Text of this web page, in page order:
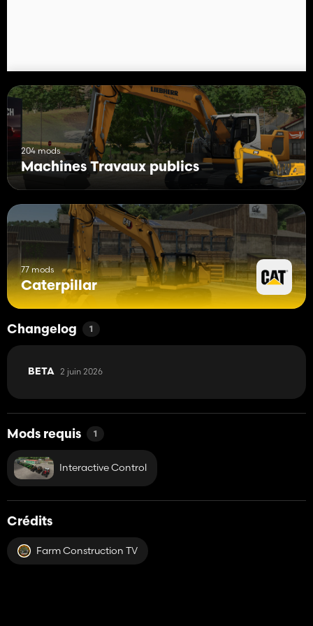
204 mods
Machines Travaux publics
77 mods
Caterpillar
Changelog 1
BETA 2 juin 2026
Mods requis 1
Interactive Control
Crédits
Farm Construction TV